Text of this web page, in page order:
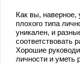
Как вы, наверное,
плохого типа
уникален, и
соответствовать
Хорошие
личности и уметь